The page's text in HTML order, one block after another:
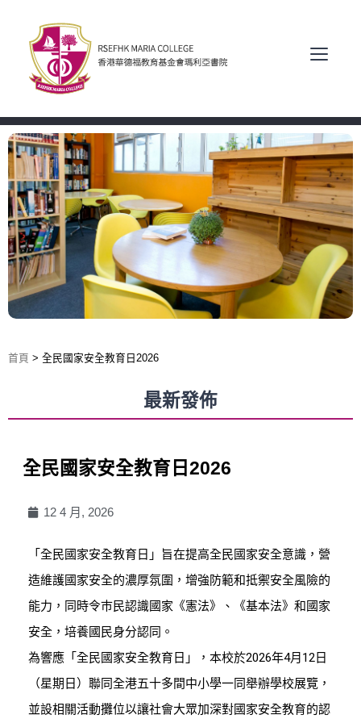
首頁 > 全民國家安全教育日2026
最新發佈
全民國家安全教育日2026
12 4 月, 2026
「全民國家安全教育日」旨在提高全民國家安全意識，營
造維護國家安全的濃厚氛圍，增強防範和抵禦安全風險的
能力，同時令巿民認識國家《憲法》、《基本法》和國家
安全，培養國民身分認同。
為響應「全民國家安全教育日」，本校於2026年4月12日
（星期日）聯同全港五十多間中小學一同舉辦學校展覽，
並設相關活動攤位以讓社會大眾加深對國家安全教育的認